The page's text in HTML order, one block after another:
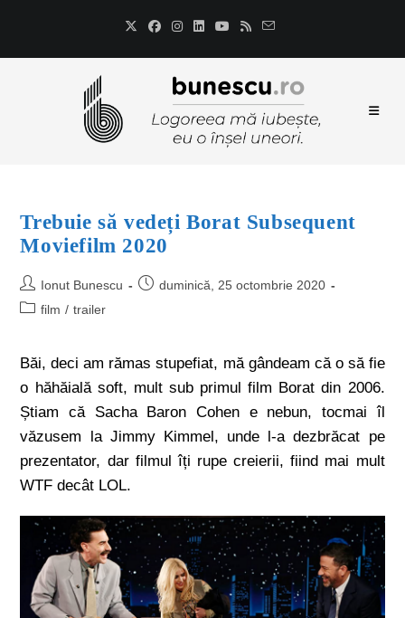
Trebuie să vedeți Borat Subsequent
Moviefilm 2020
Ionut Bunescu
duminică, 25 octombrie 2020
film / trailer
Băi, deci am rămas stupefiat, mă gândeam că o să fie
o hăhăială soft, mult sub primul film Borat din 2006.
Știam că Sacha Baron Cohen e nebun, tocmai îl
văzusem la Jimmy Kimmel, unde l-a dezbrăcat pe
prezentator, dar filmul îți rupe creierii, fiind mai mult
WTF decât LOL.